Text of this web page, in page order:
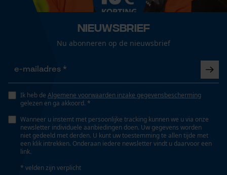
Nieuwsbrief
Nu abonneren op de nieuwsbrief
Ik heb de Algemene voorwaarden inzake gegevensbescherming
gelezen en ga akkoord. *
Wanneer u instemt met persoonlijke tracking kunnen we u via onze
newsletter individuele aanbiedingen doen. Uw gegevens worden
niet gedeeld met derden. U kunt uw toestemming te allen tijde met
een klik intrekken. Onderaan iedere newsletter vindt u daarvoor een
link.
* velden zijn verplicht